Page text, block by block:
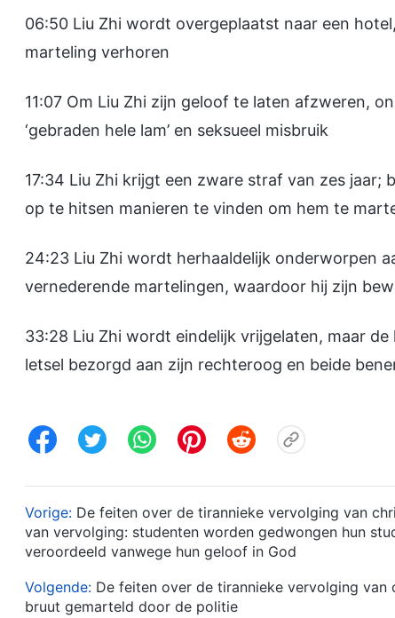
06:50 Liu Zhi wordt overgeplaatst naar een
marteling verhoren
11:07 Om Liu Zhi zijn geloof te laten afzweren,
‘gebraden hele lam’ en seksueel misbruik
17:34 Liu Zhi krijgt een zware straf van zes
op te hitsen manieren te vinden om hem te
24:23 Liu Zhi wordt herhaaldelijk onderworpen
vernederende martelingen, waardoor hij zijn
33:28 Liu Zhi wordt eindelijk vrijgelaten, maar
letsel bezorgd aan zijn rechteroog en beide
Vorige: De feiten over de tirannieke vervolging van
van vervolging: studenten worden gedwongen hun
veroordeeld vanwege hun geloof in God
Volgende: De feiten over de tirannieke vervolging van
bruut gemarteld door de politie